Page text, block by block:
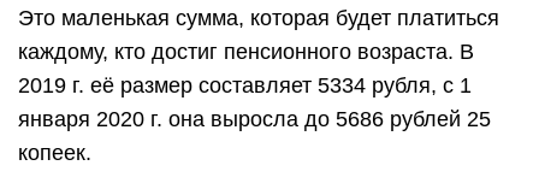
Это маленькая сумма, которая будет платиться
каждому, кто достиг пенсионного возраста. В
2019 г. её размер составляет 5334 рубля, с 1
января 2020 г. она выросла до 5686 рублей 25
копеек.